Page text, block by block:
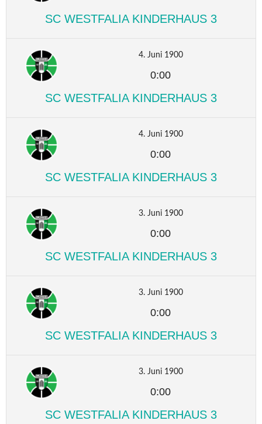
SC WESTFALIA KINDERHAUS 3
4. Juni 1900
0:00
SC WESTFALIA KINDERHAUS 3
4. Juni 1900
0:00
SC WESTFALIA KINDERHAUS 3
3. Juni 1900
0:00
SC WESTFALIA KINDERHAUS 3
3. Juni 1900
0:00
SC WESTFALIA KINDERHAUS 3
3. Juni 1900
0:00
SC WESTFALIA KINDERHAUS 3